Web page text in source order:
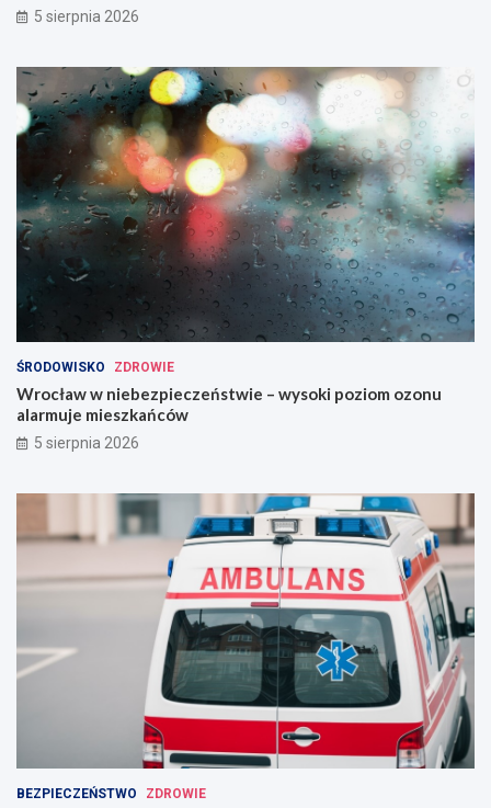
5 sierpnia 2026
ŚRODOWISKO ZDROWIE
Wrocław w niebezpieczeństwie – wysoki poziom ozonu
alarmuje mieszkańców
5 sierpnia 2026
BEZPIECZEŃSTWO ZDROWIE